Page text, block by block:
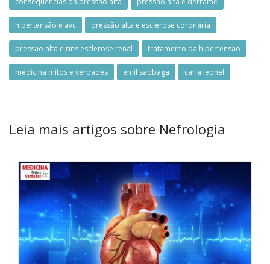
hipertensão e avc pressão alta e esclerose coronária
pressão alta e rins esclerose renal tratamento da hipertensão
medicina mitos e verdades emil sabbaga carla leonel
Leia mais artigos sobre Nefrologia